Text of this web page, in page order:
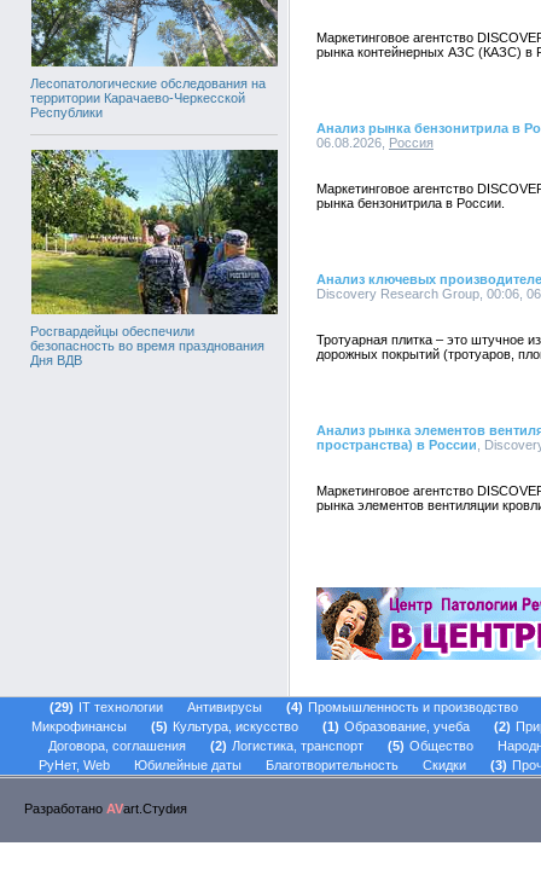
Лесопатологические обследования на
территории Карачаево-Черкесской
Республики
Росгвардейцы обеспечили
безопасность во время празднования
Дня ВДВ
Маркетинговое агентство
рынка контейнерных АЗС (КАЗС) в
Анализ рынка бензонитрила в
06.08.2026, Россия
Маркетинговое агентство
рынка бензонитрила в России.
Анализ ключевых
Discovery Research Group, 00:06,
Тротуарная плитка – это штучное
дорожных покрытий (тротуаров,
Анализ рынка элементов
пространства) в России ,
Маркетинговое агентство
рынка элементов вентиляции
29 IT технологии Антивирусы 4
Промышленность и производство
Микрофинансы
5 Культура, искусство 1 Образование, учеба 2
Договора, соглашения
2 Логистика, транспорт 5 Общество
РуНет, Web
Юбилейные даты Благотворительность Скидки 3
Разработано AVart.Стуdия